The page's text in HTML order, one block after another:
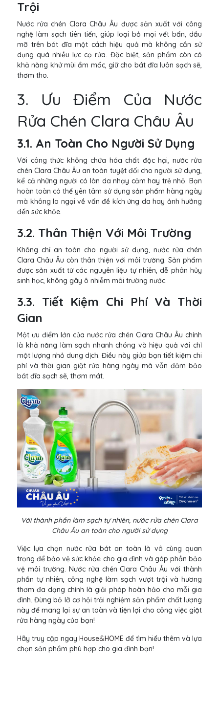
Trội
Nước rửa chén Clara Châu Âu được sản xuất với công
nghệ làm sạch tiên tiến, giúp loại bỏ mọi vết bẩn, dầu
mỡ trên bát đĩa một cách hiệu quả mà không cần sử
dụng quá nhiều lực cọ rửa. Đặc biệt, sản phẩm còn có
khả năng khử mùi ẩm mốc, giữ cho bát đĩa luôn sạch sẽ,
thơm tho.
3. Ưu Điểm Của Nước
Rửa Chén Clara Châu Âu
3.1. An Toàn Cho Người Sử Dụng
Với công thức không chứa hóa chất độc hại, nước rửa
chén Clara Châu Âu an toàn tuyệt đối cho người sử dụng,
kể cả những người có làn da nhạy cảm hay trẻ nhỏ. Bạn
hoàn toàn có thể yên tâm sử dụng sản phẩm hàng ngày
mà không lo ngại về vấn đề kích ứng da hay ảnh hưởng
đến sức khỏe.
3.2. Thân Thiện Với Môi Trường
Không chỉ an toàn cho người sử dụng, nước rửa chén
Clara Châu Âu còn thân thiện với môi trường. Sản phẩm
được sản xuất từ các nguyên liệu tự nhiên, dễ phân hủy
sinh học, không gây ô nhiễm môi trường nước.
3.3. Tiết Kiệm Chi Phí Và Thời
Gian
Một ưu điểm lớn của nước rửa chén Clara Châu Âu chính
là khả năng làm sạch nhanh chóng và hiệu quả với chỉ
một lượng nhỏ dung dịch. Điều này giúp bạn tiết kiệm chi
phí và thời gian giặt rửa hàng ngày mà vẫn đảm bảo
bát đĩa sạch sẽ, thơm mát.
Với thành phần làm sạch tự nhiên, nước rửa chén Clara
Châu Âu an toàn cho người sử dụng
Việc lựa chọn nước rửa bát an toàn là vô cùng quan
trọng để bảo vệ sức khỏe cho gia đình và góp phần bảo
vệ môi trường. Nước rửa chén Clara Châu Âu với thành
phần tự nhiên, công nghệ làm sạch vượt trội và hương
thơm đa dạng chính là giải pháp hoàn hảo cho mỗi gia
đình. Đừng bỏ lỡ cơ hội trải nghiệm sản phẩm chất lượng
này để mang lại sự an toàn và tiện lợi cho công việc giặt
rửa hàng ngày của bạn!
Hãy truy cập ngay House&HOME để tìm hiểu thêm và lựa
chọn sản phẩm phù hợp cho gia đình bạn!